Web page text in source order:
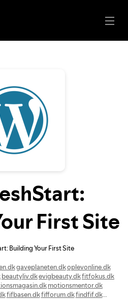
First Site
Building Your First Site
gaveplaneten.dkoplevonline.dk
beautyliv.dkevigbeauty.dkfitfokus.dk
motionsmentor.dk
fifbasen.dkfifforum.dkfindfif.dk